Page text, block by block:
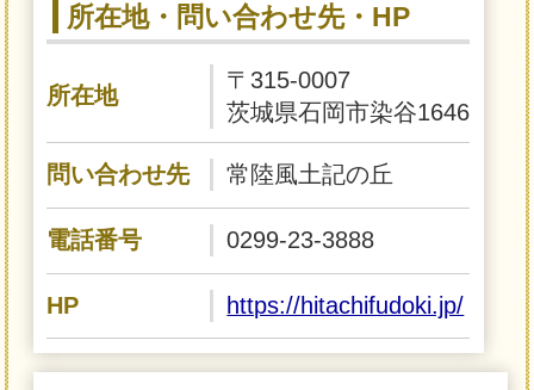
所在地・問い合わせ先・HP
所在地
〒315-0007
茨城県石岡市染谷1646
問い合わせ先 常陸風土記の丘
電話番号 0299-23-3888
HP https://hitachifudoki.jp/